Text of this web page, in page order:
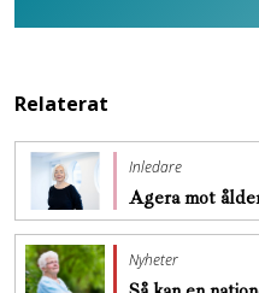
Relaterat
Inledare
Agera mot
Nyheter